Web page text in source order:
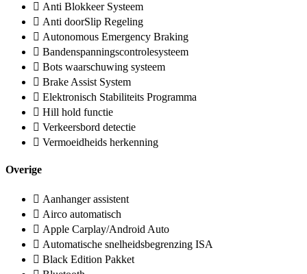
Anti Blokkeer Systeem
Anti doorSlip Regeling
Autonomous Emergency Braking
Bandenspanningscontrolesysteem
Bots waarschuwing systeem
Brake Assist System
Elektronisch Stabiliteits Programma
Hill hold functie
Verkeersbord detectie
Vermoeidheids herkenning
Overige
Aanhanger assistent
Airco automatisch
Apple Carplay/Android Auto
Automatische snelheidsbegrenzing ISA
Black Edition Pakket